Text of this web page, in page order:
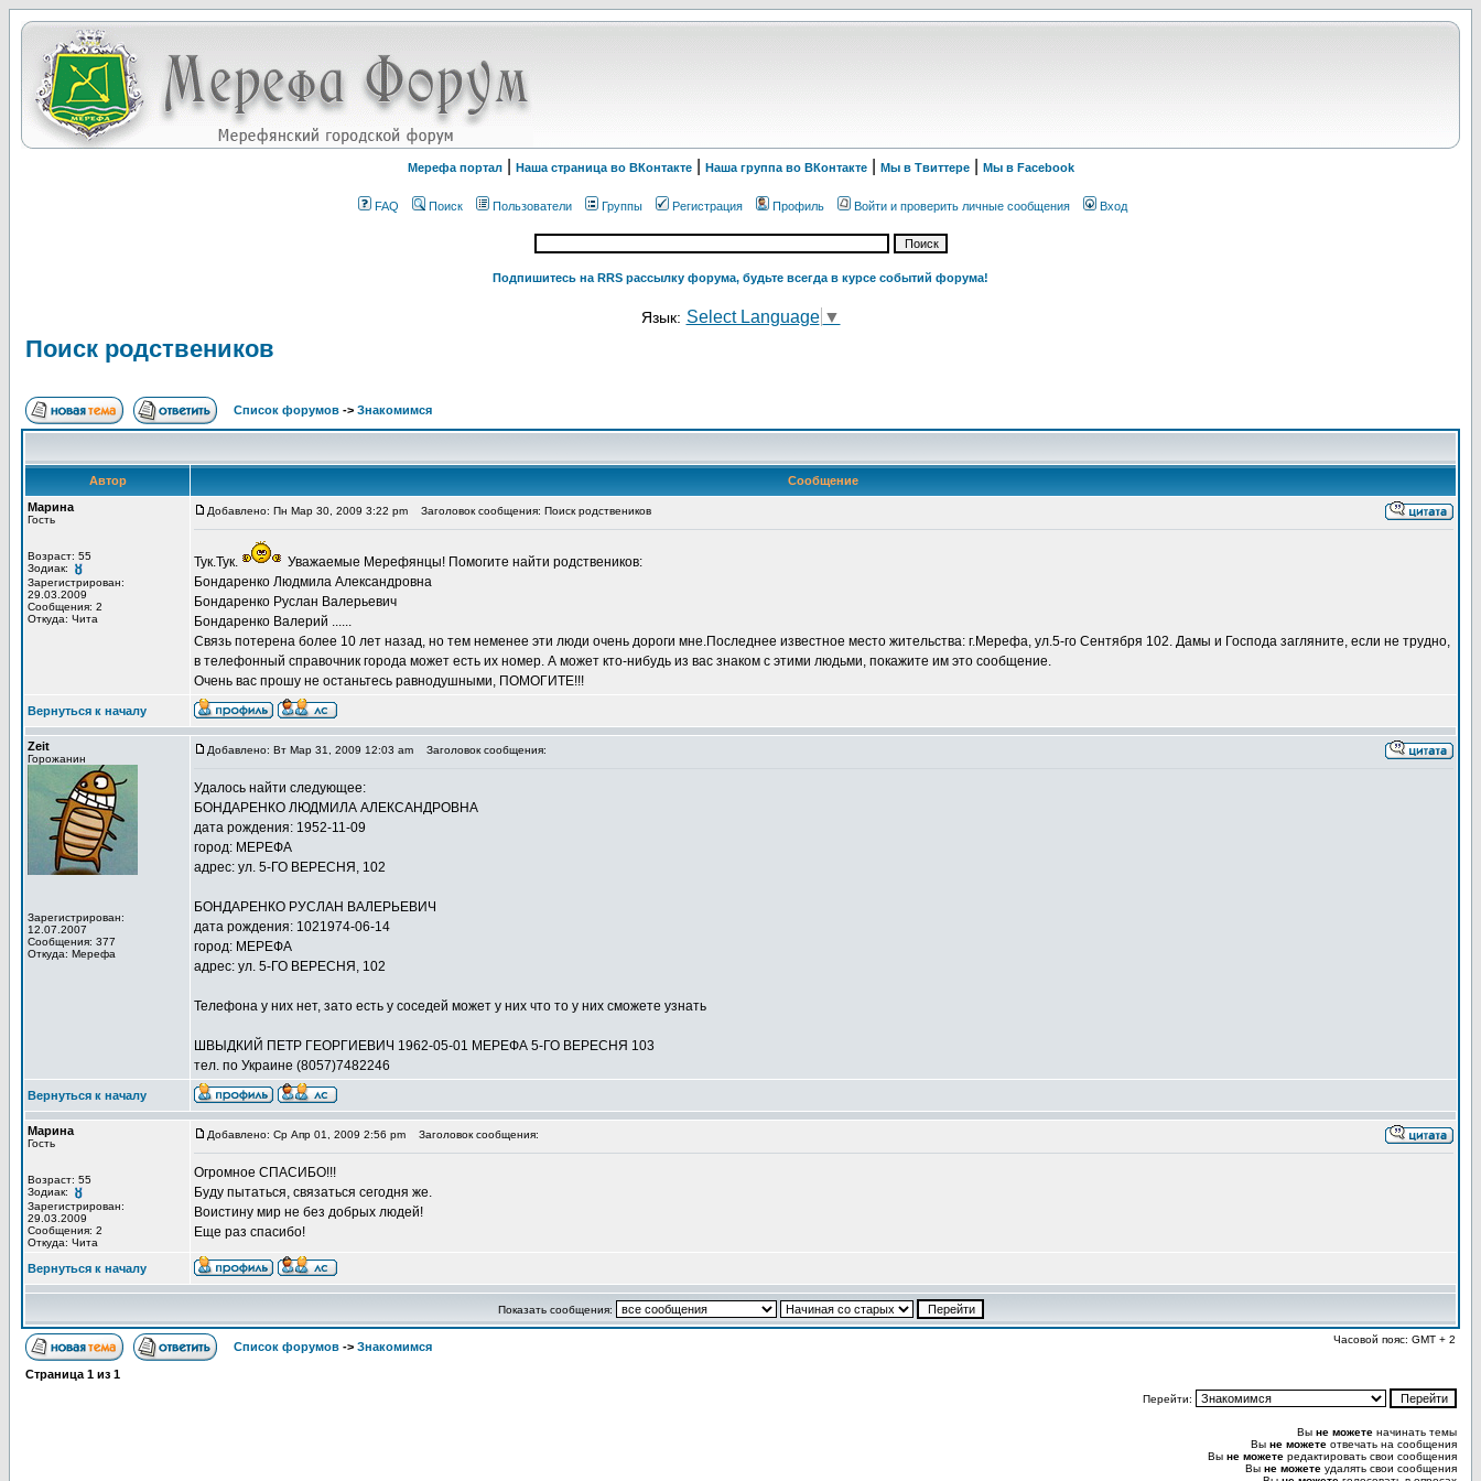
Мерефа портал| Наша страница во ВКонтакте| Наша группа во ВКонтакте| Мы в Твиттере| Мы в Facebook
FAQ Поиск Пользователи Группы Регистрация Профиль Войти и проверить личные сообщения Вход
Подпишитесь на RRS рассылку форума, будьте всегда в курсе событий форума!
Язык: Select Language ▼
Поиск родствеников
Список форумов -> Знакомимся
Автор
Сообщение
Марина
Гость
Возраст: 55
Зодиак:
Зарегистрирован:
29.03.2009
Сообщения: 2
Откуда: Чита
Добавлено: Пн Мар 30, 2009 3:22 pm Заголовок сообщения: Поиск родствеников
Тук.Тук.
Уважаемые Мерефянцы! Помогите найти родствеников:
Бондаренко Людмила Александровна
Бондаренко Руслан Валерьевич
Бондаренко Валерий ......
Связь потерена более 10 лет назад, но тем неменее эти люди очень дороги мне.Последнее известное место жительства: г.Мерефа, ул.5-го Сентября 102. Дамы и Господа загляните, если не трудно,
в телефонный справочник города может есть их номер. А может кто-нибудь из вас знаком с этими людьми, покажите им это сообщение.
Очень вас прошу не останьтесь равнодушными, ПОМОГИТЕ!!!
Вернуться к началу
Zeit
Горожанин
Зарегистрирован:
12.07.2007
Сообщения: 377
Откуда: Мерефа
Добавлено: Вт Мар 31, 2009 12:03 am Заголовок сообщения:
Удалось найти следующее:
БОНДАРЕНКО ЛЮДМИЛА АЛЕКСАНДРОВНА
дата рождения: 1952-11-09
город: МЕРЕФА
адрес: ул. 5-ГО ВЕРЕСНЯ, 102
БОНДАРЕНКО РУСЛАН ВАЛЕРЬЕВИЧ
дата рождения: 1021974-06-14
город: МЕРЕФА
адрес: ул. 5-ГО ВЕРЕСНЯ, 102
Телефона у них нет, зато есть у соседей может у них что то у них сможете узнать
ШВЫДКИЙ ПЕТР ГЕОРГИЕВИЧ 1962-05-01 МЕРЕФА 5-ГО ВЕРЕСНЯ 103
тел. по Украине (8057)7482246
Вернуться к началу
Марина
Гость
Возраст: 55
Зодиак:
Зарегистрирован:
29.03.2009
Сообщения: 2
Откуда: Чита
Добавлено: Ср Апр 01, 2009 2:56 pm Заголовок сообщения:
Огромное СПАСИБО!!!
Буду пытаться, связаться сегодня же.
Воистину мир не без добрых людей!
Еще раз спасибо!
Вернуться к началу
Показать сообщения:
Список форумов -> Знакомимся
Часовой пояс: GMT + 2
Страница 1 из 1
Перейти:
Вы не можете начинать темы
Вы не можете отвечать на сообщения
Вы не можете редактировать свои сообщения
Вы не можете удалять свои сообщения